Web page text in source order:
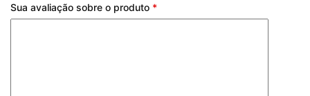
Sua avaliação sobre o produto *